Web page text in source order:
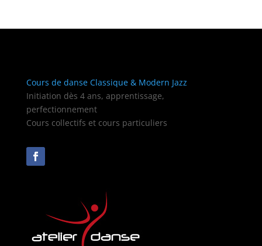
Cours de danse Classique & Modern Jazz
Initiation dès 4 ans, apprentissage,
perfectionnement
Cours collectifs et cours particuliers